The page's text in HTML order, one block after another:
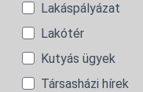
Lakáspályázat
Lakótér
Kutyás ügyek
Társasházi hírek